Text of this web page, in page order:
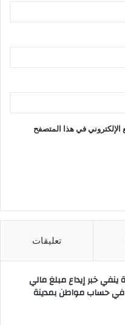
في هذا المتصفح
تعليقات
خبر إيداع مبلغ مالي
في حساب مواطن بمدينة